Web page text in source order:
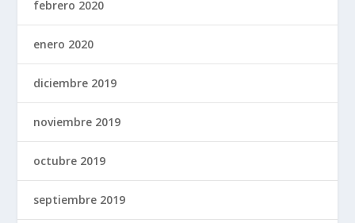
febrero 2020
enero 2020
diciembre 2019
noviembre 2019
octubre 2019
septiembre 2019